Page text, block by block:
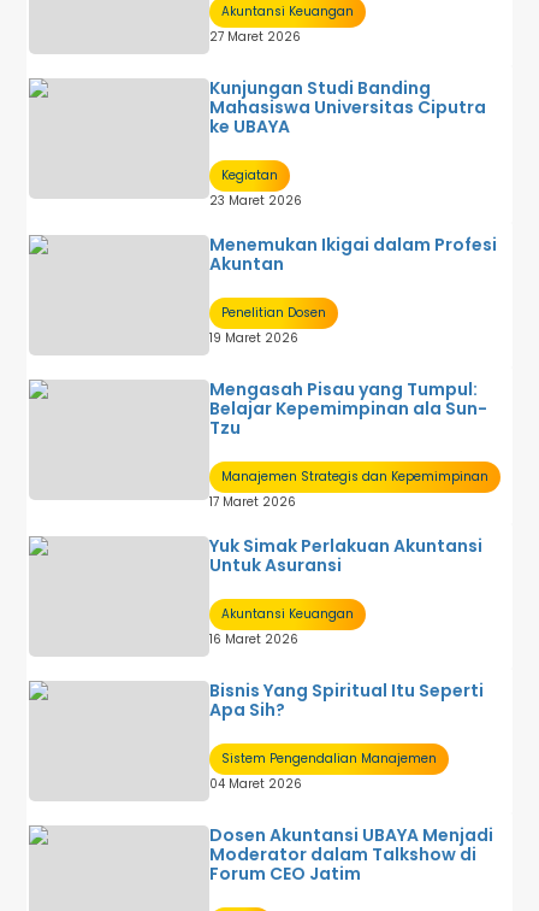
Akuntansi Keuangan
27 Maret 2026
Kunjungan Studi Banding
Mahasiswa Universitas Ciputra
ke UBAYA
Kegiatan
23 Maret 2026
Menemukan Ikigai dalam Profesi
Akuntan
Penelitian Dosen
19 Maret 2026
Mengasah Pisau yang Tumpul:
Belajar Kepemimpinan ala Sun-
Tzu
Manajemen Strategis dan Kepemimpinan
17 Maret 2026
Yuk Simak Perlakuan Akuntansi
Untuk Asuransi
Akuntansi Keuangan
16 Maret 2026
Bisnis Yang Spiritual Itu Seperti
Apa Sih?
Sistem Pengendalian Manajemen
04 Maret 2026
Dosen Akuntansi UBAYA Menjadi
Moderator dalam Talkshow di
Forum CEO Jatim